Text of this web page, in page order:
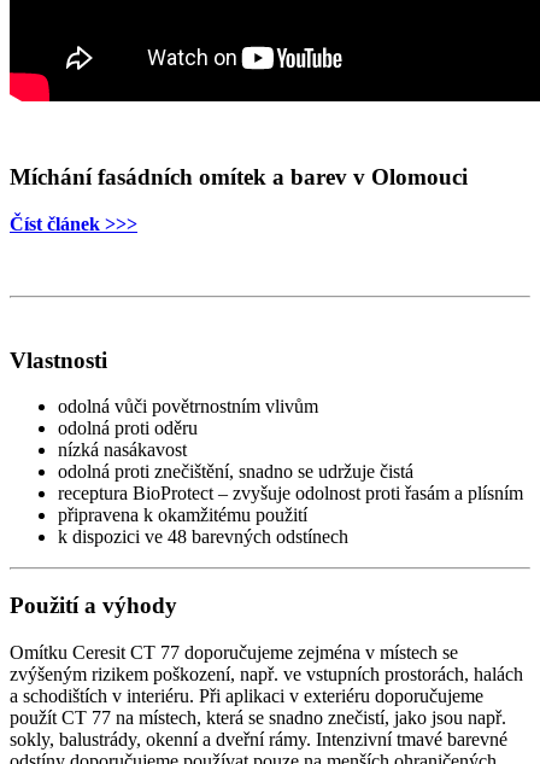
Míchání fasádních omítek a barev v Olomouci
Číst článek >>>
Vlastnosti
odolná vůči povětrnostním vlivům
odolná proti oděru
nízká nasákavost
odolná proti znečištění, snadno se udržuje čistá
receptura BioProtect – zvyšuje odolnost proti řasám a plísním
připravena k okamžitému použití
k dispozici ve 48 barevných odstínech
Použití a výhody
Omítku Ceresit CT 77 doporučujeme zejména v místech se
zvýšeným rizikem poškození, např. ve vstupních prostorách, halách
a schodištích v interiéru. Při aplikaci v exteriéru doporučujeme
použít CT 77 na místech, která se snadno znečistí, jako jsou např.
sokly, balustrády, okenní a dveřní rámy. Intenzivní tmavé barevné